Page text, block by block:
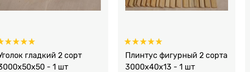
гладкий 2 сорт
- 1 шт
Плинтус фигурный 2 сорта
3000х40х13 - 1 шт